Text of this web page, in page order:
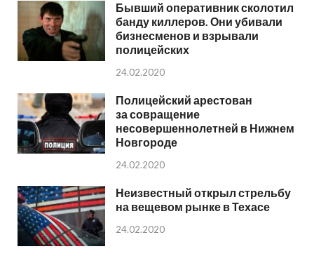
Бывший оперативник сколотил
банду киллеров. Они убивали
бизнесменов и взрывали
полицейских
24.02.2020
Полицейский арестован
за совращение
несовершеннолетней в Нижнем
Новгороде
24.02.2020
Неизвестный открыл стрельбу
на вещевом рынке в Техасе
24.02.2020